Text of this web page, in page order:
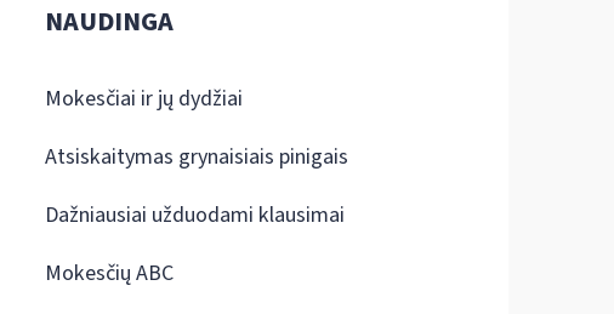
NAUDINGA
Mokesčiai ir jų dydžiai
Atsiskaitymas grynaisiais pinigais
Dažniausiai užduodami klausimai
Mokesčių ABC